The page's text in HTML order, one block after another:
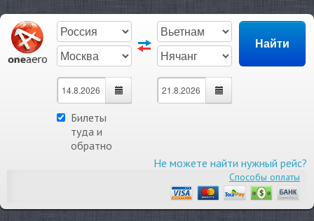
Билеты
туда и
обратно
Не можете найти нужный рейс?
Способы оплаты